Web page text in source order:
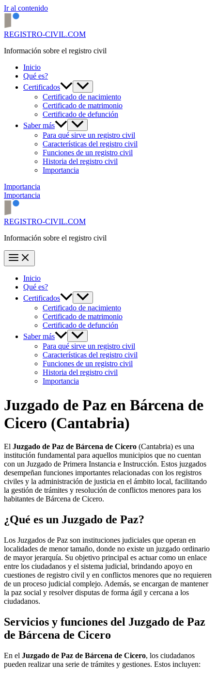
Ir al contenido
REGISTRO-CIVIL.COM
Información sobre el registro civil
Inicio
Qué es?
Certificados
Certificado de nacimiento
Certificado de matrimonio
Certificado de defunción
Saber más
Para qué sirve un registro civil
Características del registro civil
Funciones de un registro civil
Historia del registro civil
Importancia
Importancia
Importancia
REGISTRO-CIVIL.COM
Información sobre el registro civil
Inicio
Qué es?
Certificados
Certificado de nacimiento
Certificado de matrimonio
Certificado de defunción
Saber más
Para qué sirve un registro civil
Características del registro civil
Funciones de un registro civil
Historia del registro civil
Importancia
Juzgado de Paz en Bárcena de
Cicero (Cantabria)
El Juzgado de Paz de Bárcena de Cicero (Cantabria) es una
institución fundamental para aquellos municipios que no cuentan
con un Juzgado de Primera Instancia e Instrucción. Estos juzgados
desempeñan funciones importantes relacionadas con los registros
civiles y la administración de justicia en el ámbito local, facilitando
la gestión de trámites y resolución de conflictos menores para los
habitantes de Bárcena de Cicero.
¿Qué es un Juzgado de Paz?
Los Juzgados de Paz son instituciones judiciales que operan en
localidades de menor tamaño, donde no existe un juzgado ordinario
de mayor jerarquía. Su objetivo principal es actuar como un enlace
entre los ciudadanos y el sistema judicial, brindando apoyo en
cuestiones de registro civil y en conflictos menores que no requieren
de un proceso judicial complejo. Además, se encargan de mantener
la paz social y resolver disputas de forma ágil y cercana a los
ciudadanos.
Servicios y funciones del Juzgado de Paz
de Bárcena de Cicero
En el Juzgado de Paz de Bárcena de Cicero, los ciudadanos
pueden realizar una serie de trámites y gestiones. Estos incluyen: